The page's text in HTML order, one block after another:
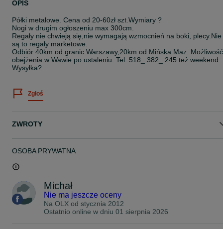
OPIS
Półki metalowe. Cena od 20-60zł szt.Wymiary ?
Nogi w drugim ogłoszeniu max 300cm.
Regały nie chwieją się,nie wymagają wzmocnień na boki, plecy.Nie
są to regały marketowe.
Odbiór 40km od granic Warszawy,20km od Mińska Maz. Możliwość
obejżenia w Wawie po ustaleniu. Tel. 518_ 382_ 245 też weekend
Wysyłka?
Zgłoś
ZWROTY
OSOBA PRYWATNA
Michał
Nie ma jeszcze oceny
Na OLX od stycznia 2012
Ostatnio online w dniu 01 sierpnia 2026